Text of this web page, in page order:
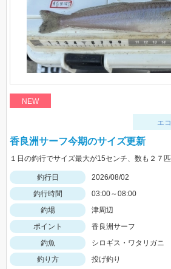
NEW
エコ
香良洲サーフ今期のサイズ更新
釣行日
2026/08/02
釣行時間
03:00～08:00
釣場
津周辺
ポイント
香良洲サーフ
釣魚
シロギス・ワタリガニ
釣り方
投げ釣り